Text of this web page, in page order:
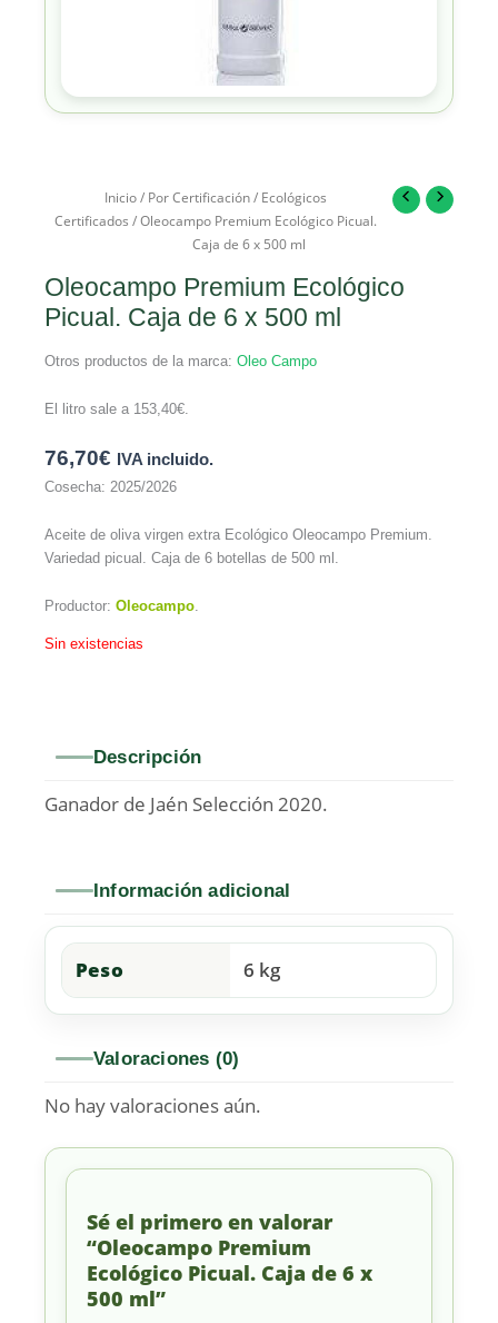
Inicio/ Por Certificación/ Ecológicos
Certificados / Oleocampo Premium Ecológico Picual.
Caja de 6 x 500 ml
Oleocampo Premium Ecológico
Picual. Caja de 6 x 500 ml
Otros productos de la marca: Oleo Campo
El litro sale a 153,40€.
76,70€ IVA incluido.
Cosecha: 2025/2026
Aceite de oliva virgen extra Ecológico Oleocampo Premium.
Variedad picual. Caja de 6 botellas de 500 ml.
Productor: Oleocampo.
Sin existencias
Descripción
Ganador de Jaén Selección 2020.
Información adicional
Peso 6 kg
Valoraciones (0)
No hay valoraciones aún.
Sé el primero en valorar
“Oleocampo Premium
Ecológico Picual. Caja de 6 x
500 ml”